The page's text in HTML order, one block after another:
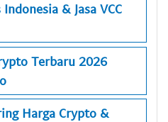
& Jasa VCC
Terbaru 2026
Harga Crypto &